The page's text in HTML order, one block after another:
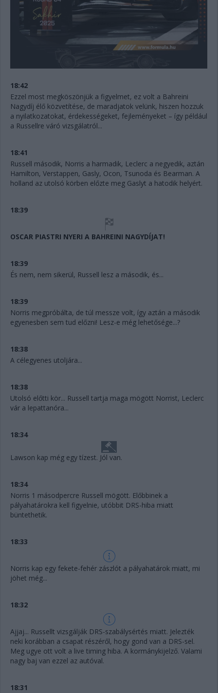
18:42
Ezzel most megköszönjük a figyelmet, ez volt a Bahreini
Nagydíj élő közvetítése, de maradjatok velünk, hiszen hozzuk
a nyilatkozatokat, érdekességeket, fejleményeket – így például
a Russellre váró vizsgálatról...
18:41
Russell második, Norris a harmadik, Leclerc a negyedik, aztán
Hamilton, Verstappen, Gasly, Ocon, Tsunoda és Bearman. A
holland az utolsó körben előzte meg Gaslyt a hatodik helyért.
18:39
OSCAR PIASTRI NYERI A BAHREINI NAGYDÍJAT!
18:39
És nem, nem sikerül, Russell lesz a második, és...
18:39
Norris megpróbálta, de túl messze volt, így aztán a második
egyenesben sem tud előzni! Lesz-e még lehetősége...?
18:38
A célegyenes utoljára...
18:38
Utolsó előtti kör... Russell tartja maga mögött Norrist, Leclerc
vár a lepattanóra...
18:34
Lawson kap még egy tízest. Jól van.
18:34
Norris 1 másodpercre Russell mögött. Előbbinek a
pályahatárokra kell figyelnie, utóbbit DRS-hiba miatt
büntethetik.
18:33
Norris kap egy fekete-fehér zászlót a pályahatárok miatt, mi
jöhet még...
18:32
Ajjaj... Russellt vizsgálják DRS-szabálysértés miatt. Jelezték
neki korábban a csapat részéről, hogy gond van a DRS-sel.
Meg ugye ott volt a live timing hiba. A kormánykijelző. Valami
nagy baj van ezzel az autóval.
18:31